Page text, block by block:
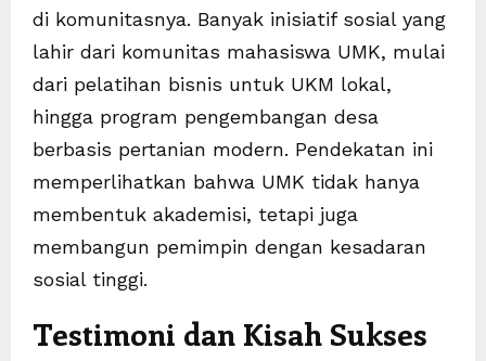
di komunitasnya. Banyak inisiatif sosial yang
lahir dari komunitas mahasiswa UMK, mulai
dari pelatihan bisnis untuk UKM lokal,
hingga program pengembangan desa
berbasis pertanian modern. Pendekatan ini
memperlihatkan bahwa UMK tidak hanya
membentuk akademisi, tetapi juga
membangun pemimpin dengan kesadaran
sosial tinggi.
Testimoni dan Kisah Sukses